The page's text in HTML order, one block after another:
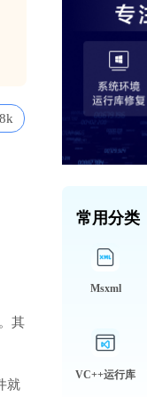
其
就
常用分类
Msxml
VC++运行库